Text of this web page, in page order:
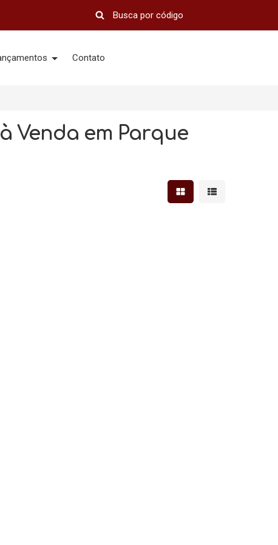
Contato
Venda em Parque
Mostrar resultados em
Mostrar